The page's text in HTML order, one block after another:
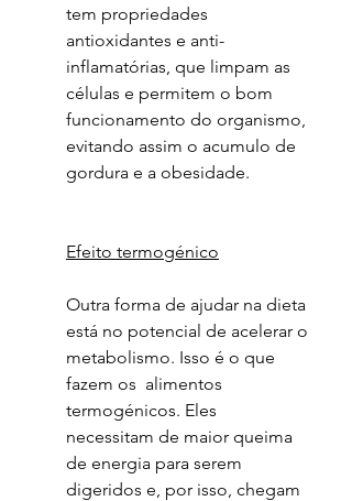
tem propriedades
antioxidantes e anti-
inflamatórias, que limpam as
células e permitem o bom
funcionamento do organismo,
evitando assim o acumulo de
gordura e a obesidade.
Efeito termogénico
Outra forma de ajudar na dieta
está no potencial de acelerar o
metabolismo. Isso é o que
fazem os alimentos
termogénicos. Eles
necessitam de maior queima
de energia para serem
digeridos e, por isso, chegam